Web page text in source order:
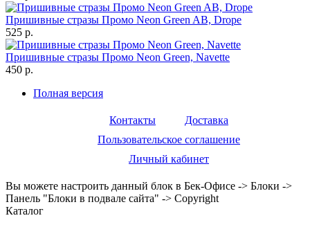
Пришивные стразы Промо Neon Green AB, Drope
525 р.
Пришивные стразы Промо Neon Green, Navette
450 р.
Полная версия
Контакты
Доставка
Пользовательское соглашение
Личный кабинет
Вы можете настроить данный блок в Бек-Офисе -> Блоки ->
Панель "Блоки в подвале сайта" -> Copyright
Каталог